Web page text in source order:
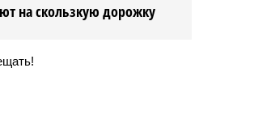
на скользкую дорожку